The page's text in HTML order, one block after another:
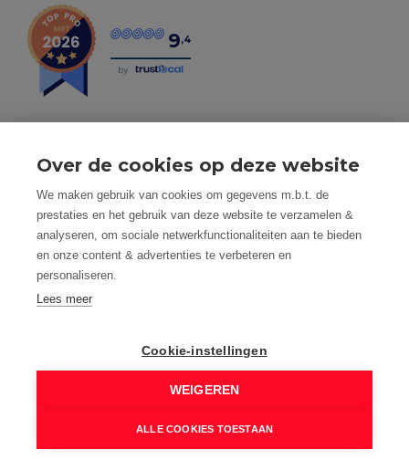
9,4
by
Mindset Real Estate bv - BTW: BE0634994563 -
Nacecode 68.100 - Maatschap. Zetel: Heuleplaats 16, 8501
Heule (Kortrijk)
Toezichthoudende autoriteit: Beroepsinstituut van
Vastgoedmakelaars, Luxemburgstraat 16 B te 1000
BIV Polisnummer 730.390.160 AXA Belgium
M Vastgoed is onderworpen aan de deontologische code
van het BIV: www.biv.be/plichtenleer
Disclaimer|Privacy policy|Cookie policy
Over de cookies op deze website
We maken gebruik van cookies om gegevens m.b.t. de
prestaties en het gebruik van deze website te verzamelen &
analyseren, om sociale netwerkfunctionaliteiten aan te bieden
en onze content & advertenties te verbeteren en
personaliseren.
Lees meer
Cookie-instellingen
WEIGEREN
ALLE COOKIES TOESTAAN